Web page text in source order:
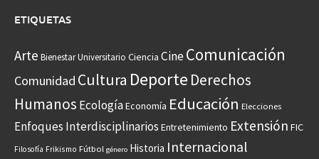
ETIQUETAS
Arte Bienestar Universitario Ciencia CineComunicación
Comunidad Cultura Deporte Derechos
Humanos EcologíaEconomía Educación Elecciones
Enfoques Interdisciplinarios Entretenimiento Extensión FIC
Filosofía Frikismo Fútbol género Historia Internacional